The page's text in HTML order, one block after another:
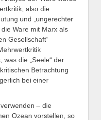
also die
und „ungerechter
Ware mit Marx als
Gesellschaft“
die „Seele“ der
Betrachtung
bei einer
– die
Ozean vorstellen, so